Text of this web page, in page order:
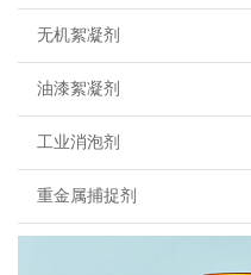
无机絮凝剂
油漆絮凝剂
工业消泡剂
重金属捕捉剂